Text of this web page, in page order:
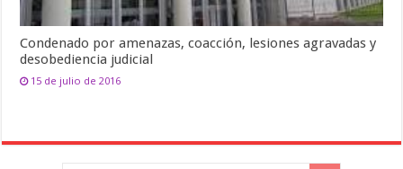
Condenado por amenazas, coacción, lesiones agravadas y
desobediencia judicial
15 de julio de 2016